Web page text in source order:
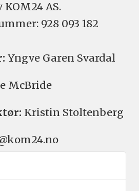
AS.
928 093 182
Yngve Garen Svardal
McBride
Kristin Stoltenberg